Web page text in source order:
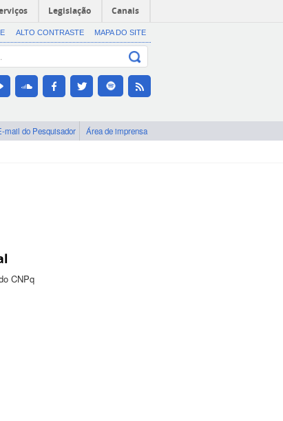
Legislação Canais
ALTO CONTRASTE MAPA DO SITE
mail do Pesquisador Área de imprensa
CNPq